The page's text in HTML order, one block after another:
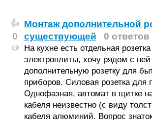
👍
0
👎
Монтаж дополнительной
существующей
0 ответов
На кухне есть отдельная
электроплиты, хочу рядом с
дополнительную розетку для
приборов. Силовая розетка для
Однофазная, автомат в щитке
кабеля неизвестно (с виду
кабеля алюминий. Вопрос